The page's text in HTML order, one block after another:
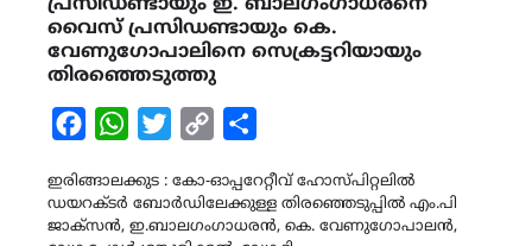
പ്രസിഡണ്ടായും ഇ. ബാലഗംഗാധരനെ
വൈസ് പ്രസിഡണ്ടായും കെ.
വേണുഗോപാലിനെ സെക്രട്ടറിയായും
തിരഞ്ഞെടുത്തു
FacebookWhatsAppTwitterCopy
ഇരിങ്ങാലക്കുട : കോ-ഓപ്പറേറ്റീവ് ഹോസ്‌പിറ്റലിൽ
ഡയറക്‌ടർ ബോർഡിലേക്കുള്ള തിരഞ്ഞെടുപ്പിൽ എം.പി
ജാക്‌സൻ, ഇ.ബാലഗംഗാധരൻ, കെ. വേണുഗോപാലൻ,